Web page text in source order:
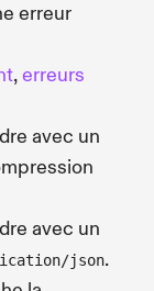
erreur
,erreurs
avec un
avec un
json.